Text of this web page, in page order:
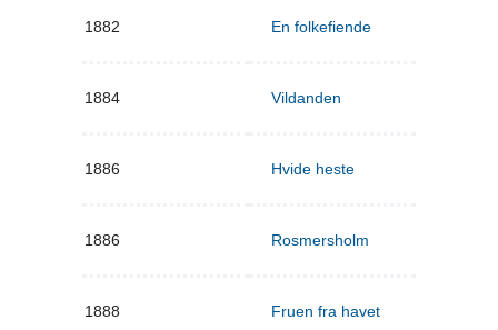
1882 En folkefiende
1884 Vildanden
1886 Hvide heste
1886 Rosmersholm
1888 Fruen fra havet